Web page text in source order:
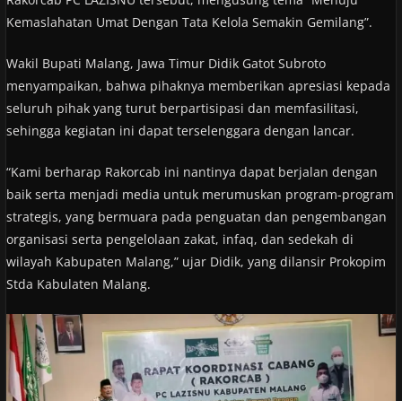
Kemaslahatan Umat Dengan Tata Kelola Semakin Gemilang”.
Wakil Bupati Malang, Jawa Timur Didik Gatot Subroto
menyampaikan, bahwa pihaknya memberikan apresiasi kepada
seluruh pihak yang turut berpartisipasi dan memfasilitasi,
sehingga kegiatan ini dapat terselenggara dengan lancar.
“Kami berharap Rakorcab ini nantinya dapat berjalan dengan
baik serta menjadi media untuk merumuskan program-program
strategis, yang bermuara pada penguatan dan pengembangan
organisasi serta pengelolaan zakat, infaq, dan sedekah di
wilayah Kabupaten Malang,” ujar Didik, yang dilansir Prokopim
Stda Kabulaten Malang.